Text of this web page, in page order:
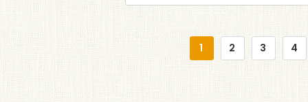
1 2 3 4